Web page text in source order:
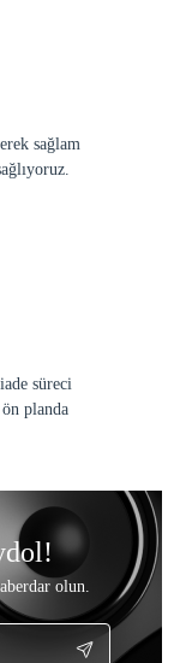
sağlam
süreci
planda
olun.